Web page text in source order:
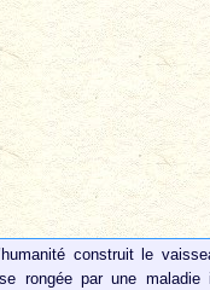
construit le
rongée par une